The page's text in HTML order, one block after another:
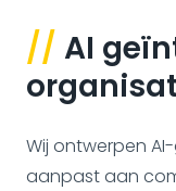
// AI
Wij ontwerpen
aanpast aan